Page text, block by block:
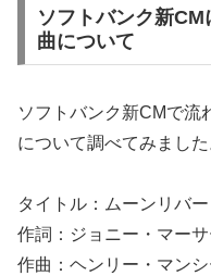
ソフトバンク新
曲について
ソフトバンク新CMで流
について調べてみました
タイトル：ムーンリバー
作詞：ジョニー・マーサ
作曲：ヘンリー・マンシ